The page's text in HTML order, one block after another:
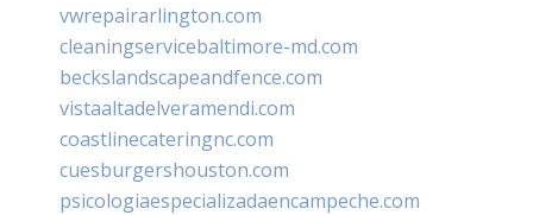
vwrepairarlington.com
cleaningservicebaltimore-md.com
beckslandscapeandfence.com
vistaaltadelveramendi.com
coastlinecateringnc.com
cuesburgershouston.com
psicologiaespecializadaencampeche.com